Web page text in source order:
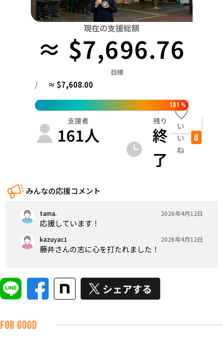
滋賀 京都 大阪 兵庫 奈良
岡山 広島 山口
愛媛 高知
佐賀 長崎
現在の支援総額
≈ $7,696.76
目標
/ ≈ $7,608.00
101 %
支援者
161人
残り
終
了
い
い
ね
8
みんなの応援コメント
tama. 2026年4月12日
応援しています！
kazuyac1 2026年4月12日
藤井さんの志に心を打たれました！
FOR GOOD